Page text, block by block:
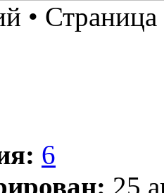
• Страница
6
25